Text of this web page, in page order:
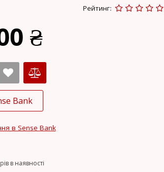
Рейтинг:
₴
Bank
в Sense Bank
в наявності